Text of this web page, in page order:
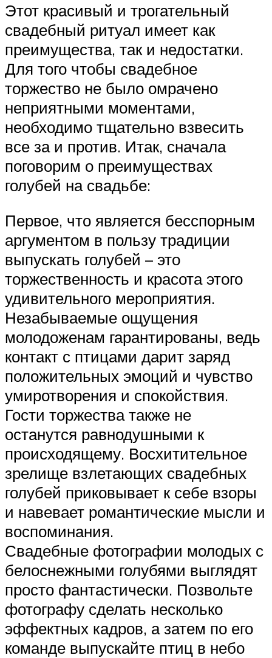
Этот красивый и трогательный
свадебный ритуал имеет как
преимущества, так и недостатки.
Для того чтобы свадебное
торжество не было омрачено
неприятными моментами,
необходимо тщательно взвесить
все за и против. Итак, сначала
поговорим о преимуществах
голубей на свадьбе:
Первое, что является бесспорным
аргументом в пользу традиции
выпускать голубей – это
торжественность и красота этого
удивительного мероприятия.
Незабываемые ощущения
молодоженам гарантированы, ведь
контакт с птицами дарит заряд
положительных эмоций и чувство
умиротворения и спокойствия.
Гости торжества также не
останутся равнодушными к
происходящему. Восхитительное
зрелище взлетающих свадебных
голубей приковывает к себе взоры
и навевает романтические мысли и
воспоминания.
Свадебные фотографии молодых с
белоснежными голубями выглядят
просто фантастически. Позвольте
фотографу сделать несколько
эффектных кадров, а затем по его
команде выпускайте птиц в небо